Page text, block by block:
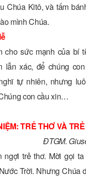
Chúa Kitô, và tấm
mình Chúa.
cho sức mạnh của bí
lẫn xác, để chúng
tự nhiên, nhưng
con cầu xin…
TRẺ THƠ VÀ
ĐTGM.
ngợi trẻ thơ. Mời gọi
Trời. Nhưng Chúa